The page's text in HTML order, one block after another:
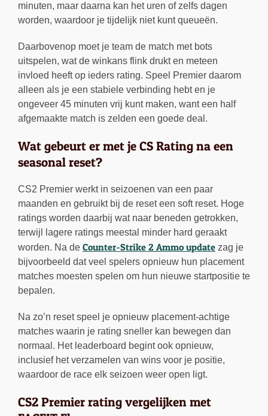
minuten, maar daarna kan het uren of zelfs dagen
worden, waardoor je tijdelijk niet kunt queueën.
Daarbovenop moet je team de match met bots
uitspelen, wat de winkans flink drukt en meteen
invloed heeft op ieders rating. Speel Premier daarom
alleen als je een stabiele verbinding hebt en je
ongeveer 45 minuten vrij kunt maken, want een half
afgemaakte match is zelden een goede deal.
Wat gebeurt er met je CS Rating na een
seasonal reset?
CS2 Premier werkt in seizoenen van een paar
maanden en gebruikt bij de reset een soft reset. Hoge
ratings worden daarbij wat naar beneden getrokken,
terwijl lagere ratings meestal minder hard geraakt
worden. Na de Counter-Strike 2 Ammo update zag je
bijvoorbeeld dat veel spelers opnieuw hun placement
matches moesten spelen om hun nieuwe startpositie te
bepalen.
Na zo’n reset speel je opnieuw placement-achtige
matches waarin je rating sneller kan bewegen dan
normaal. Het leaderboard begint ook opnieuw,
inclusief het verzamelen van wins voor je positie,
waardoor de race elk seizoen weer open ligt.
CS2 Premier rating vergelijken met